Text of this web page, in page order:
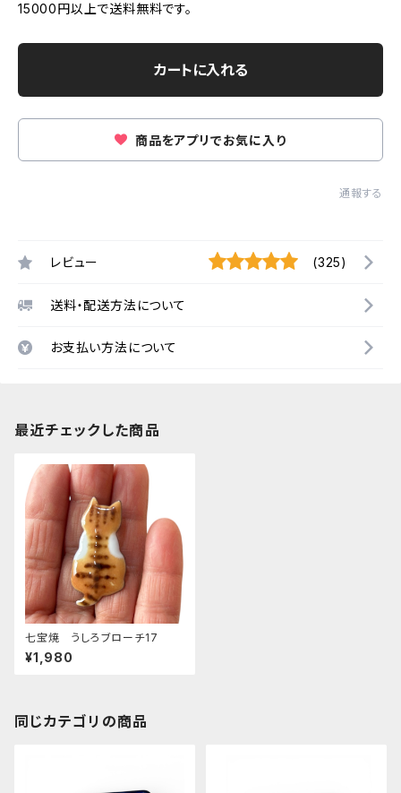
15000円以上で送料無料です。
カートに入れる
商品をアプリでお気に入り
通報する
レビュー (325)
送料・配送方法について
お支払い方法について
最近チェックした商品
七宝焼 うしろブローチ17
¥1,980
同じカテゴリの商品